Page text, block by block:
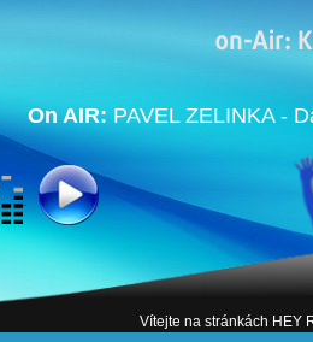
On AIR: PAVEL ZELINKA -
Vítejte na stránkách HEY